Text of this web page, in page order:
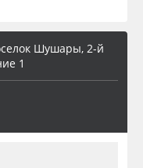
Шушары, 2-й
1